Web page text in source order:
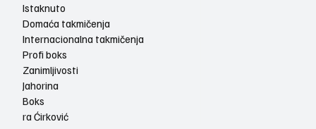
Istaknuto
Domaća takmičenja
Internacionalna takmičenja
Profi boks
Zanimljivosti
Jahorina
Boks
ra Ćirković